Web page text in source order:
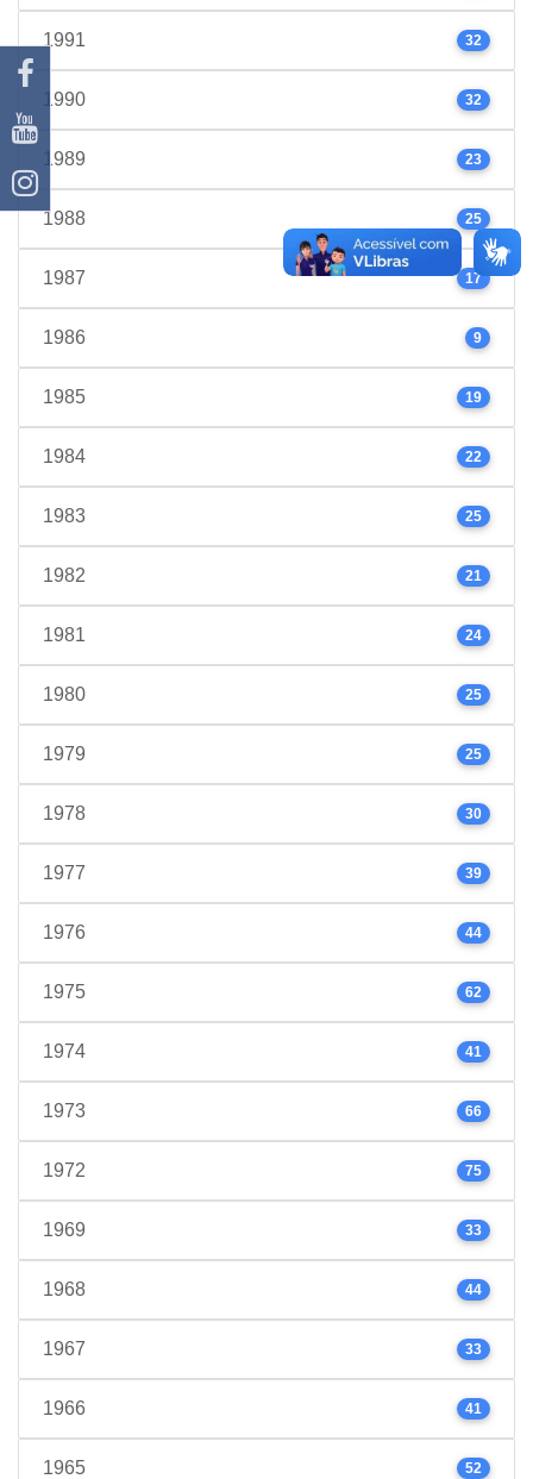
1991 32
1990 32
1989 23
1988 25
1987 17
1986 9
1985 19
1984 22
1983 25
1982 21
1981 24
1980 25
1979 25
1978 30
1977 39
1976 44
1975 62
1974 41
1973 66
1972 75
1969 33
1968 44
1967 33
1966 41
1965 52